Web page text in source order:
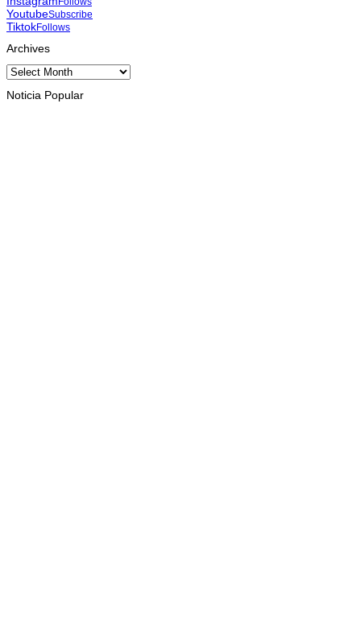
YoutubeSubscribe
TiktokFollows
Archives
Archives
Noticia Popular